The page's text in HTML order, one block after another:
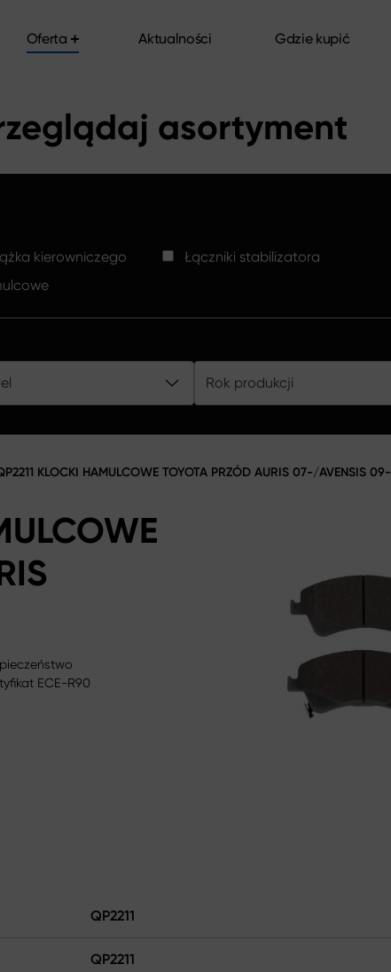
Oferta
Aktualności
Gdzie kupić
asortyment
kierowniczego
Łączniki stabilizatora
Rok produkcji
KLOCKI HAMULCOWE TOYOTA PRZÓD AURIS 07-/AVENSIS 09-
ECE-R90
QP2211
QP2211